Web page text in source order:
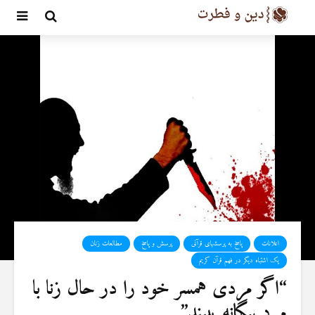
اعلانات پاسخ به پرسشهای قرآنی پرسش و پاسخ
مطالعات زنان
یک اشتباه دیگر در فهم قرآن کریم
“اگر مردی همسر خود را در حال زنا با